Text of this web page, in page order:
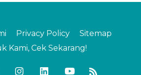
Privacy Policy
Sitemap
Kami, Cek Sekarang!